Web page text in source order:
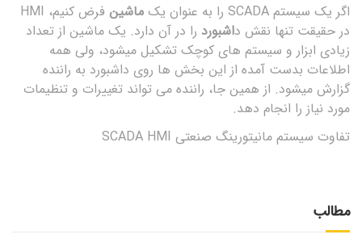
اگر یک سیستم SCADA را به عنوان یک
ماشین
فرض کنیم، HMI
در حقیقت تنها نقش داشبورد را در آن دارد. یک ماشین از تعداد
زیادی ابزار و سیستم های کوچک تشکیل میشود، ولی همه
اطلاعات بدست آمده از این بخش ها روی داشبورد به راننده
گزارش میشود. از همین جا، راننده می تواند تغییرات و تنظیمات
مورد نیاز را انجام دهد.
تفاوت سیستم مانیتورینگ صنعتی SCADA HMI
مطالب